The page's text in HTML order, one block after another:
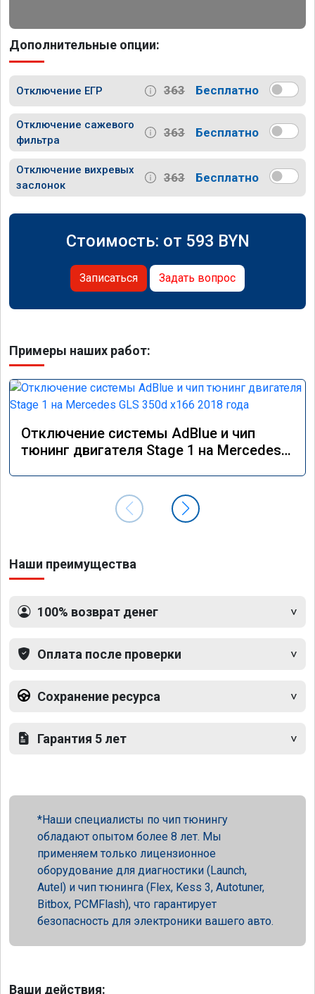
Дополнительные опции:
Отключение ЕГР 363 Бесплатно
Отключение сажевого
фильтра
363 Бесплатно
Отключение вихревых
заслонок
363 Бесплатно
Стоимость: от 593 BYN
Записаться Задать вопрос
Примеры наших работ:
Отключение системы AdBlue и чип
тюнинг двигателя Stage 1 на Mercedes
Наши преимущества
100% возврат денег
Оплата после проверки
Сохранение ресурса
Гарантия 5 лет
Наши специалисты по чип тюнингу
обладают опытом более 8 лет. Мы
применяем только лицензионное
оборудование для диагностики (Launch,
Autel) и чип тюнинга (Flex, Kess 3, Autotuner,
Bitbox, PCMFlash), что гарантирует
безопасность для электроники вашего авто.
Ваши действия: